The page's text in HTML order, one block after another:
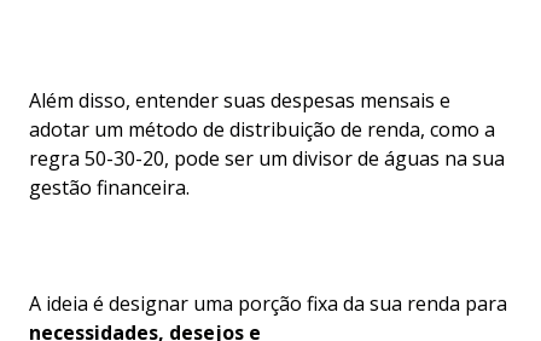
Além disso, entender suas despesas mensais e
adotar um método de distribuição de renda, como a
regra 50-30-20, pode ser um divisor de águas na sua
gestão financeira.
A ideia é designar uma porção fixa da sua renda para
necessidades, desejos e